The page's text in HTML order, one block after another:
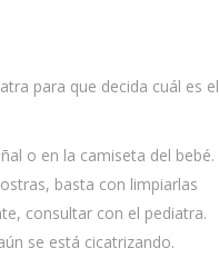
para que decida cuál es el
o en la camiseta del bebé.
basta con limpiarlas
consultar con el pediatra.
se está cicatrizando.